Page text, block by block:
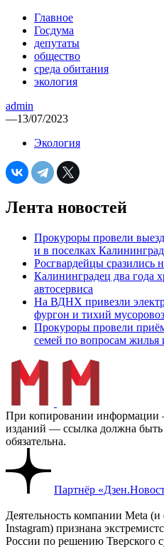
Главное
Госдума
депутаты
общество
среда обитания
экология
admin
—13/07/2023
Экология
Лента новостей
Прокуроры провели
и в поселках
Росгвардейцы сразились
Калининградец два года
автосервиса
На ВДНХ привезли
фургон и тихий
Прокуроры провели
семей по вопросам жилья
При копировании информации
изданий — ссылка должна
обязательна.
Партнёр
Деятельность компании Meta (и
Instagram) признана
России по решению Тверского